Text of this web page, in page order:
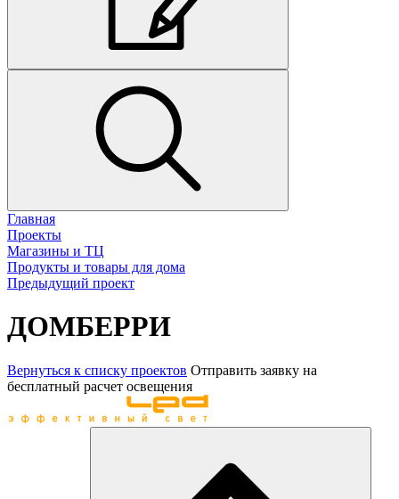
Главная
Проекты
Магазины и ТЦ
Продукты и товары для дома
Предыдущий проект
ДОМБЕРРИ
Вернуться к списку проектов Отправить заявку на
бесплатный расчет освещения